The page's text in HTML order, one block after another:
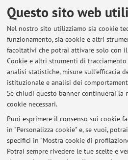
Questo sito web
Nel nostro sito utilizziamo sia cookie
funzionamento, sia cookie e altri
facoltativi che potrai attivare solo con
Cookie e altri strumenti di
analisi statistiche, misure sull'efficacia
istituzionale e analisi dei
Se chiudi questo banner continuerai la
cookie necessari.
Puoi esprimere il consenso sui cookie
in "Personalizza cookie" e, se vuoi,
specifici in "Mostra cookie di
Potrai sempre rivedere le tue scelte e
Campus:
Ravenna
Corso:
per i materiali
Periodo delle lezioni: dal 14
dicembre 2026
Orario delle lezioni
Ultimi